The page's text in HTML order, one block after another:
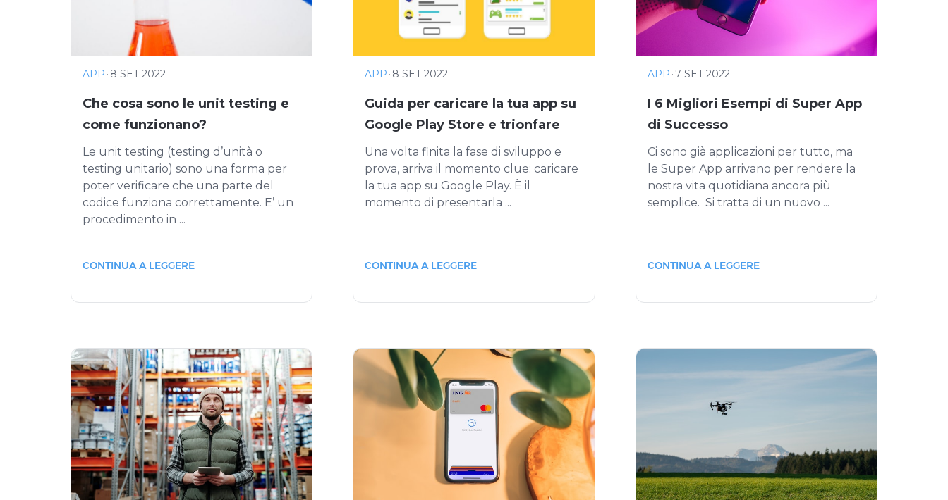
APP · 8 SET 2022
Che cosa sono le unit testing e
come funzionano?
Le unit testing (testing d’unità o
testing unitario) sono una forma per
poter verificare che una parte del
codice funziona correttamente. E’ un
procedimento in ...
CONTINUA A LEGGERE
APP · 8 SET 2022
Guida per caricare la tua app su
Google Play Store e trionfare
Una volta finita la fase di sviluppo e
prova, arriva il momento clue: caricare
la tua app su Google Play. È il
momento di presentarla ...
CONTINUA A LEGGERE
APP · 7 SET 2022
I 6 Migliori Esempi di Super App
di Successo
Ci sono già applicazioni per tutto, ma
le Super App arrivano per rendere la
nostra vita quotidiana ancora più
semplice. Si tratta di un nuovo ...
CONTINUA A LEGGERE